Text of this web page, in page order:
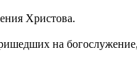
Христова.
на